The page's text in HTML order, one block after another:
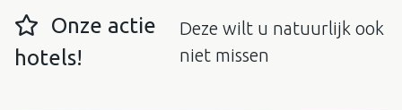
Onze actie
hotels!
Deze wilt u natuurlijk ook
niet missen